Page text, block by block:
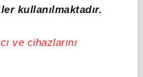
kullanılmaktadır.
ve cihazlarını